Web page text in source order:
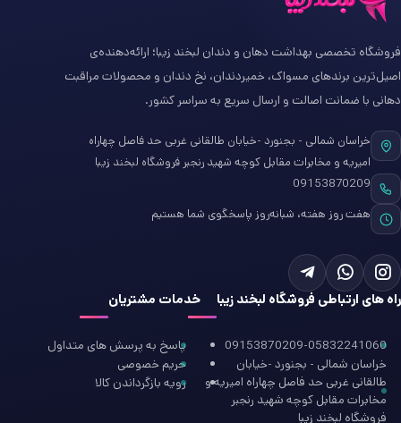
فروشگاه تخصصی بهداشت دهان و دندان لبخند زیبا؛ ارائه‌دهنده‌ی
اصیل‌ترین برندهای مسواک، خمیردندان، نخ دندان و محصولات مراقبت
دهانی با ضمانت اصالت و ارسال سریع به سراسر کشور.
خراسان شمالی - بجنورد -خیابان طالقانی غربی حد فاصل چهاراه
امیریه و مخابرات مقابل کوچه شهید رنجبر فروشگاه لبخند زیبا
09153870209
هفت روز هفته، شبانه‌روز پاسخگوی شما هستیم
راه های ارتباطی فروشگاه لبخند زیبا
09153870209-05832241060
خراسان شمالی - بجنورد -خیابان
طالقانی غربی حد فاصل چهاراه امیریه و
مخابرات مقابل کوچه شهید رنجبر
فروشگاه لبخند زیبا
خدمات مشتریان
پاسخ به پرسش های متداول
حریم خصوصی
رویه بازگرداندن کالا